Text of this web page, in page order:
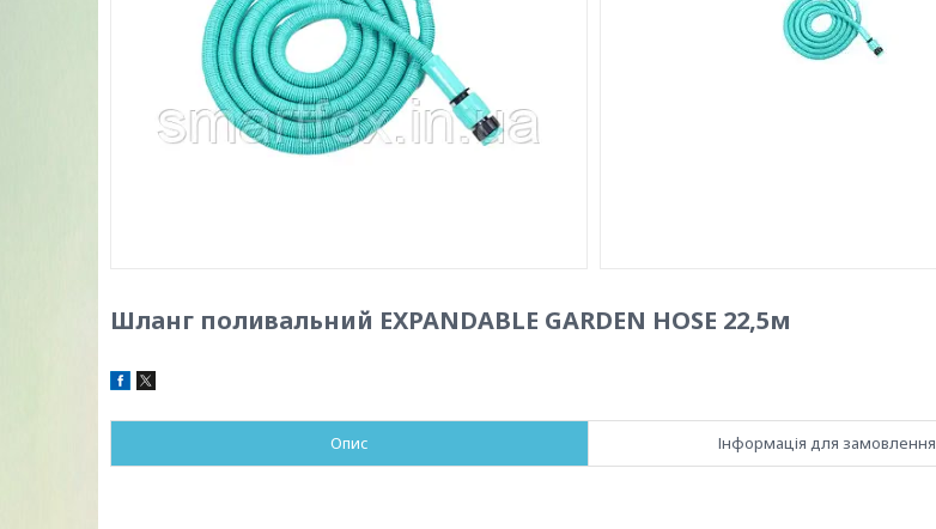
Шланг поливальний EXPANDABLE GARDEN HOSE 22,5м
Опис Інформація для замовлення